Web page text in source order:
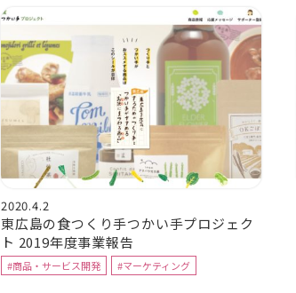
2020.4.2
東広島の食つくり手つかい手プロジェク
ト 2019年度事業報告
#商品・サービス開発 #マーケティング